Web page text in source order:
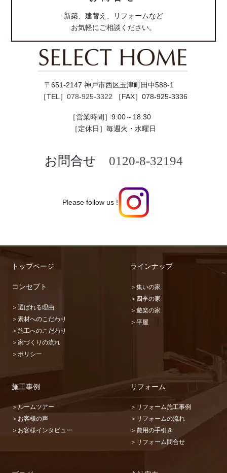
新築、建替え、リフォームなど
お気軽にご相談ください。
〒651-2147 神戸市西区玉津町田中588-1
［TEL］ 078-925-3322 ［FAX］078-925-3336
［営業時間］9:00～18:30
［定休日］毎週火・水曜日
お問合せ 0120-8-32194
Please follow us !
トップページ
コンセプト
＞選ばれる理由
＞素材へのこだわり
＞施工へのこだわり
＞家づくりの流れ
＞ポリシー
ラインナップ
＞集いの家
＞四季の家
＞遊楽の家
＞平屋
施工事例
＞ルームツアー
＞お客様の声
＞お客様インタビュー
リフォーム
＞リフォーム施工事例
＞リフォームの流れ
＞費用の手引き
＞リフォーム問合せ